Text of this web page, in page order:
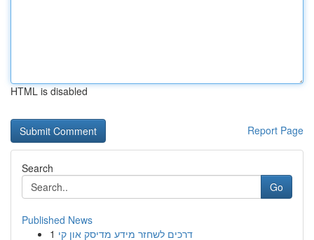
HTML is disabled
Report Page
Search
Go
Published News
1 דרכים לשחזר מידע מדיסק און קי